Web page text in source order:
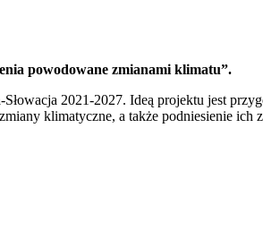
powodowane zmianami klimatu”.
2021-2027. Ideą projektu jest
klimatyczne, a także podniesienie ich